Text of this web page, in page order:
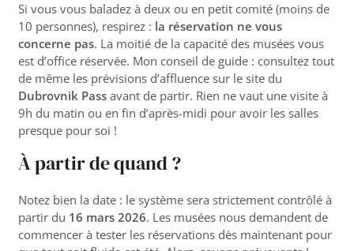
Si vous vous baladez à deux ou en petit comité (moins de
10 personnes), respirez : la réservation ne vous
concerne pas. La moitié de la capacité des musées vous
est d’office réservée. Mon conseil de guide : consultez tout
de même les prévisions d’affluence sur le site du
Dubrovnik Pass avant de partir. Rien ne vaut une visite à
9h du matin ou en fin d’après-midi pour avoir les salles
presque pour soi !
À partir de quand ?
Notez bien la date : le système sera strictement contrôlé à
partir du 16 mars 2026. Les musées nous demandent de
commencer à tester les réservations dès maintenant pour